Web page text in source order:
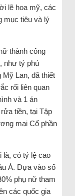
lẽ hoa mỹ, các
mục tiêu và lý
thành công
như tỷ phú
Lan, đã thiết
rối liên quan
và 1 án
tiền, tại Tập
mại Cổ phần
là, có tỷ lệ cao
Á. Dựa vào số
phụ nữ tham
các quốc gia